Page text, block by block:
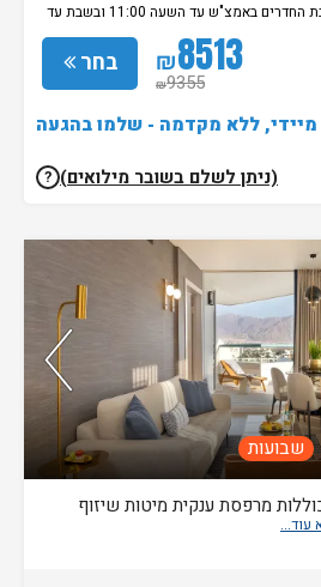
ובשבת החל מצאת השבת עזיבת החדרים באמצ"ש עד השעה 11:00 ובשבת עד
השעה 14:00. עזיבה במוצ"ש הינה בתוספת 250 ש"ח לחדר. שימו לב, בשבתות
ובחגים יהודיים אפשר לבצע צ’ק-אין אחרי 20:00. לתשומת ליבכם: הכניסה
שונה ותשלומים נוספים יחולו על הזמנה
בחר ₪8513
₪9355
מיידי, ללא מקדמה - שלמו בהגעה
(ניתן לשלם בשובר מילואים) ?
שבועות
בקומה 7 – 8 וכוללות מרפסת ענקית מיטות שיזוף